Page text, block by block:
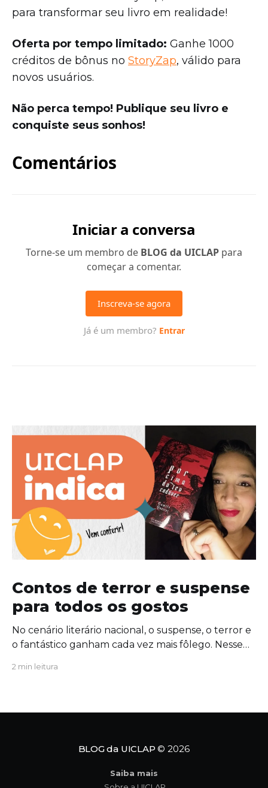
para transformar seu livro em realidade!
Oferta por tempo limitado: Ganhe 1000
créditos de bônus no StoryZap, válido para
novos usuários.
Não perca tempo! Publique seu livro e
conquiste seus sonhos!
Contos de terror e suspense
para todos os gostos
No cenário literário nacional, o suspense, o terror e
o fantástico ganham cada vez mais fôlego. Nesse
2 min leitura
BLOG da UICLAP © 2026
Saiba mais